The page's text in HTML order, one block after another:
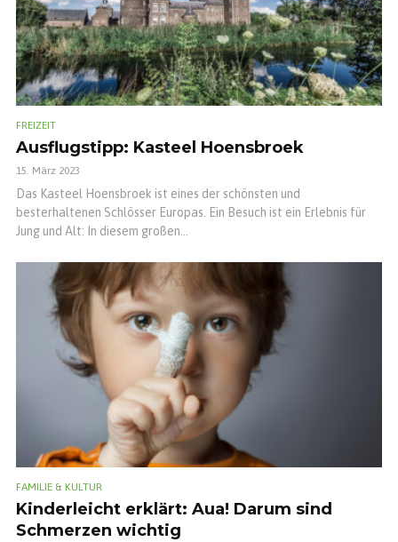
FREIZEIT
Ausflugstipp: Kasteel Hoensbroek
15. März 2023
Das Kasteel Hoensbroek ist eines der schönsten und
besterhaltenen Schlösser Europas. Ein Besuch ist ein Erlebnis für
Jung und Alt: In diesem großen...
FAMILIE & KULTUR
Kinderleicht erklärt: Aua! Darum sind
Schmerzen wichtig